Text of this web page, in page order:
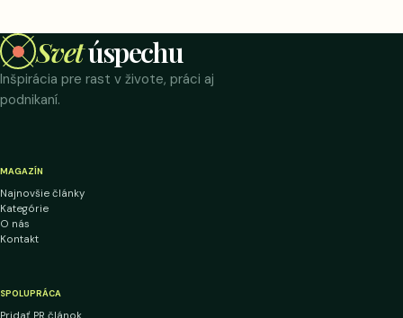
Svetúspechu
Inšpirácia pre rast v živote, práci aj
podnikaní.
MAGAZÍN
Najnovšie články
Kategórie
O nás
Kontakt
SPOLUPRÁCA